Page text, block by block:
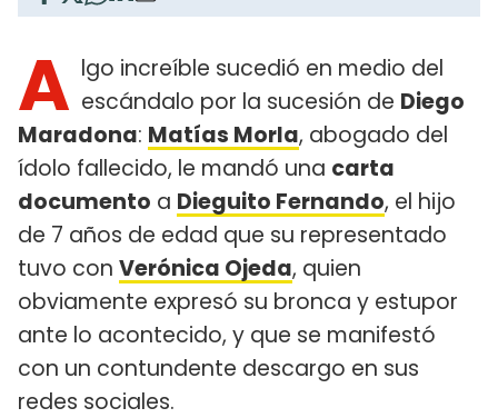
A lgo increíble sucedió en medio del
escándalo por la sucesión de Diego
Maradona: Matías Morla, abogado del
ídolo fallecido, le mandó una carta
documento a Dieguito Fernando, el hijo
de 7 años de edad que su representado
tuvo con Verónica Ojeda, quien
obviamente expresó su bronca y estupor
ante lo acontecido, y que se manifestó
con un contundente descargo en sus
redes sociales.